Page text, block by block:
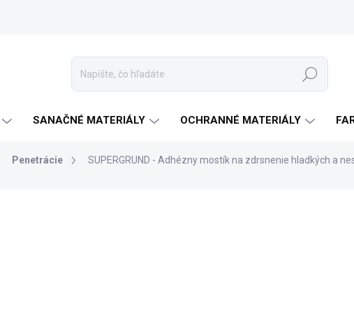
Hľadať
SANAČNÉ MATERIÁLY OCHRANNÉ MATERIÁLY
Penetrácie SUPERGRUND - Adhézny mostík na zdrsnenie hladkých a